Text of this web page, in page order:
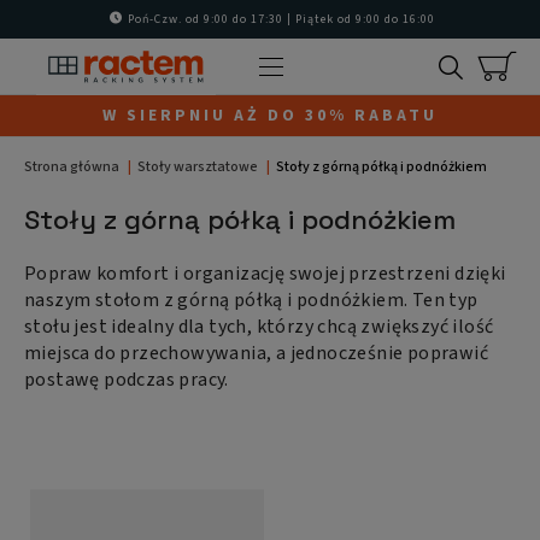
Poń-Czw. od 9:00 do 17:30 | Piątek od 9:00 do 16:00
W SIERPNIU AŻ DO 30% RABATU
Strona główna Stoły warsztatowe Stoły z górną półką i podnóżkiem
Stoły z górną półką i podnóżkiem
Popraw komfort i organizację swojej przestrzeni dzięki
naszym stołom z górną półką i podnóżkiem. Ten typ
stołu jest idealny dla tych, którzy chcą zwiększyć ilość
miejsca do przechowywania, a jednocześnie poprawić
postawę podczas pracy.
Regały do ciężkich obciążeń
Regały do średnich obciążeń
Regały do lekkich obciążeń
Regały do ładunków o dużej pojemności
Regały do hal przemysłowych
Stół z pólką
Stół z podnóżkiem
Stoły z górną półką i podnóżkiem
Stoły na kółkach
Stoły z górną i dolną pólką
Pojemniki przemysłowe
Pojemniki do ogólnego użytku
Pojemniki przeznaczone do użytku
klinicznego
Pojemniki ciemnoniebieskie
Pojemniki koloru szarego
Szuflady
Moduły szufladowe
Sztaplowane moduły
Wózki chromowane
Wózki z pólkami